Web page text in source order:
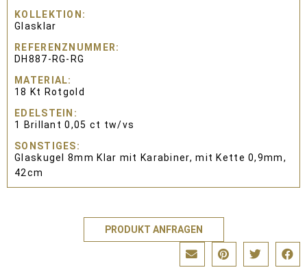
KOLLEKTION
Glasklar
REFERENZNUMMER
DH887-RG-RG
MATERIAL
18 Kt Rotgold
EDELSTEIN
1 Brillant 0,05 ct tw/vs
SONSTIGES
Glaskugel 8mm Klar mit Karabiner, mit Kette 0,9mm,
42cm
PRODUKT ANFRAGEN